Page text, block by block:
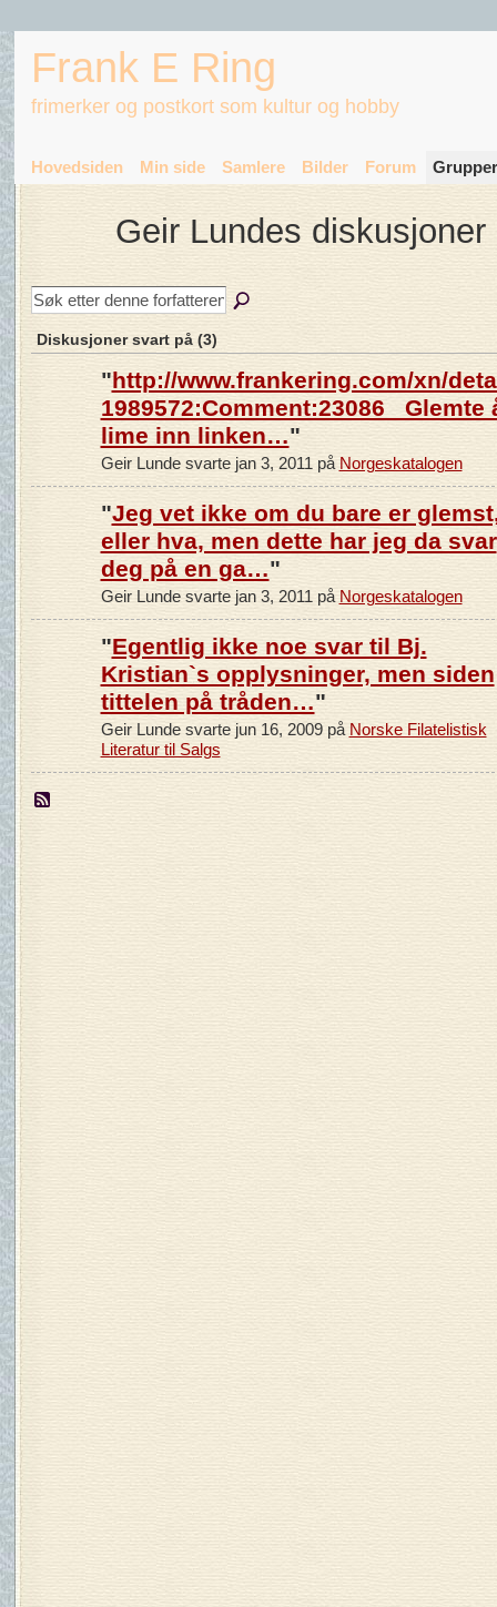
Frank E Ring
frimerker og postkort som kultur og hobby
Hovedsiden Min side Samlere Bilder Forum Grupper
Geir Lundes diskusjoner
Diskusjoner svart på (3)
"http://www.frankering.com/xn/
1989572:Comment:23086 Glemte
lime inn linken…"
Geir Lunde svarte jan 3, 2011 på Norgeskatalogen
"Jeg vet ikke om du bare er
eller hva, men dette har jeg da svar
deg på en ga…"
Geir Lunde svarte jan 3, 2011 på Norgeskatalogen
"Egentlig ikke noe svar til Bj.
Kristian`s opplysninger, men siden
tittelen på tråden…"
Geir Lunde svarte jun 16, 2009 på Norske Filatelistisk
Literatur til Salgs